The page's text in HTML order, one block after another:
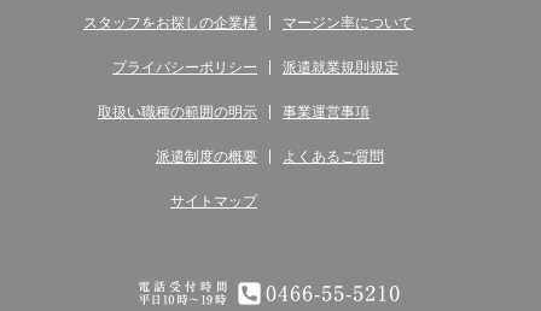
スタッフをお探しの企業様 マージン率について
プライバシーポリシー 派遣就業規則規定
取扱い職種の範囲の明示 事業運営事項
派遣制度の概要 よくあるご質問
サイトマップ